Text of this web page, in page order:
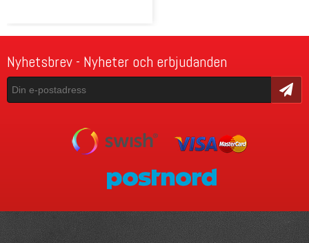
Nyhetsbrev - Nyheter och erbjudanden
Skicka